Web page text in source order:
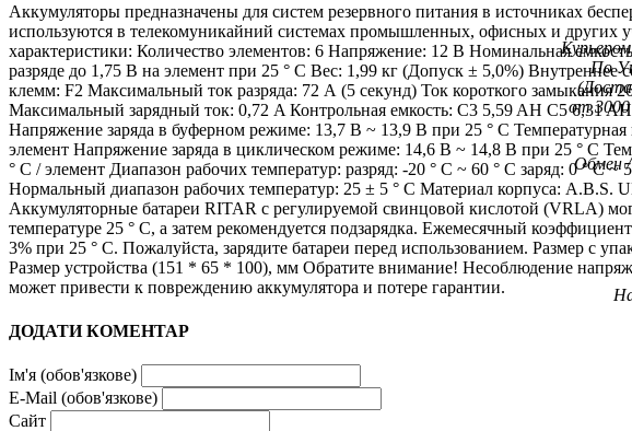
По
от 3000
Обмен /
Аккумуляторы предназначены для систем резервного питания в источниках
используются в телекомуникайний системах промышленных, офисных и других
характеристики: Количество элементов: 6 Напряжение: 12 В Номинальная
разряде до 1,75 В на элемент при 25 ° C Вес: 1,99 кг (Допуск ± 5,0%)
клемм: F2 Максимальный ток разряда: 72 А (5 секунд) Ток короткого замыкания
Максимальный зарядный ток: 0,72 A Контрольная емкость: C3 5,59 AH C5 6,31
Напряжение заряда в буферном режиме: 13,7 В ~ 13,9 В при 25 ° С
элемент Напряжение заряда в циклическом режиме: 14,6 В ~ 14,8 В при 25 ° С
° C / элемент Диапазон рабочих температур: разряд: -20 ° C ~ 60 ° C заряд: 0 ° C ~
Нормальный диапазон рабочих температур: 25 ± 5 ° C Материал корпуса: A.В.S.
Аккумуляторные батареи RITAR с регулируемой свинцовой кислотой (VRLA)
температуре 25 ° C, а затем рекомендуется подзарядка. Ежемесячный
3% при 25 ° C. Пожалуйста, зарядите батареи перед использованием. Размер с
Размер устройства (151 * 65 * 100), мм Обратите внимание! Несоблюдение
может привести к повреждению аккумулятора и потере гарантии.
ДОДАТИ КОМЕНТАР
Ім'я (обов'язкове)
E-Mail (обов'язкове)
Сайт